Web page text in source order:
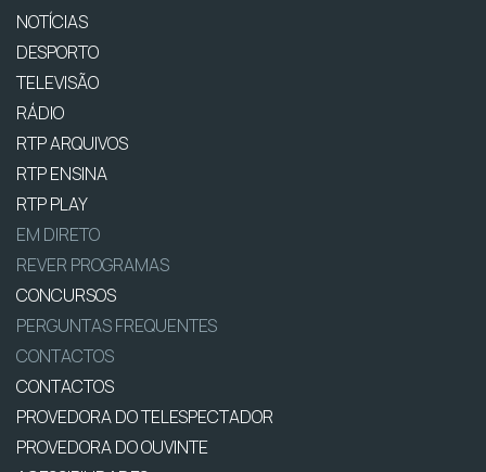
NOTÍCIAS
DESPORTO
TELEVISÃO
RÁDIO
RTP ARQUIVOS
RTP ENSINA
RTP PLAY
EM DIRETO
REVER PROGRAMAS
CONCURSOS
PERGUNTAS FREQUENTES
CONTACTOS
CONTACTOS
PROVEDORA DO TELESPECTADOR
PROVEDORA DO OUVINTE